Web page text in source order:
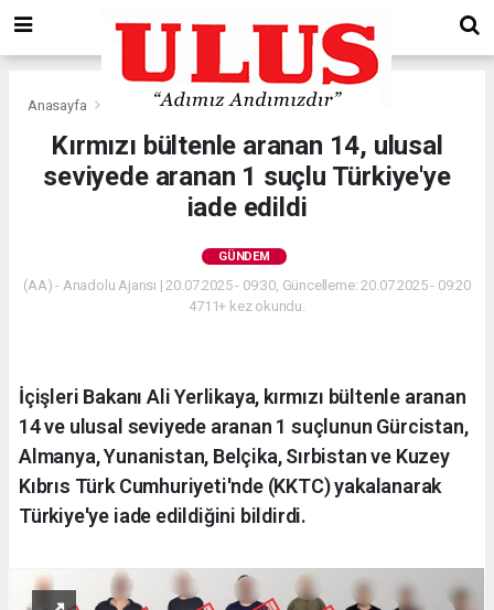
Anasayfa Gündem
Kırmızı bültenle aranan 14, ulusal
seviyede aranan 1 suçlu Türkiye'ye
iade edildi
GÜNDEM
(AA) - Anadolu Ajansı | 20.07.2025 - 09:30, Güncelleme: 20.07.2025 - 09:20
4711+ kez okundu.
İçişleri Bakanı Ali Yerlikaya, kırmızı bültenle aranan
14 ve ulusal seviyede aranan 1 suçlunun Gürcistan,
Almanya, Yunanistan, Belçika, Sırbistan ve Kuzey
Kıbrıs Türk Cumhuriyeti'nde (KKTC) yakalanarak
Türkiye'ye iade edildiğini bildirdi.